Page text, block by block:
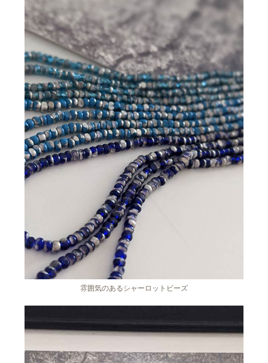
雰囲気のあるシャーロットビーズ